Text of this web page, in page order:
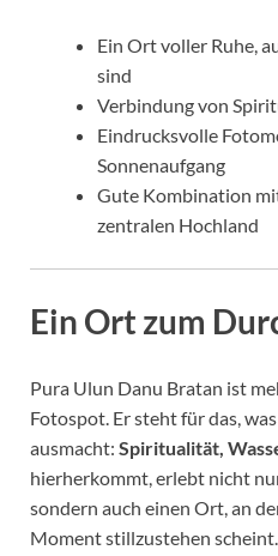
Ein Ort voller Ruhe,
sind
Verbindung von
Eindrucksvolle
Sonnenaufgang
Gute Kombination
zentralen Hochland
Ein Ort zum
Pura Ulun Danu Bratan ist
Fotospot. Er steht für das,
ausmacht: Spiritualität,
hierherkommt, erlebt nicht
sondern auch einen Ort, an
Moment stillzustehen scheint.